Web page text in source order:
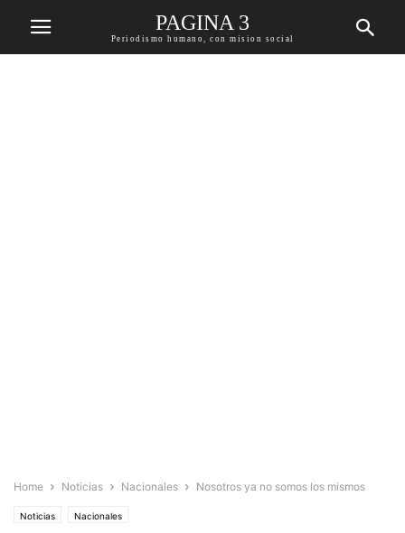
PAGINA 3
Periodismo humano, con mision social
Home Noticias Nacionales Nosotros ya no somos los mismos
Noticias Nacionales